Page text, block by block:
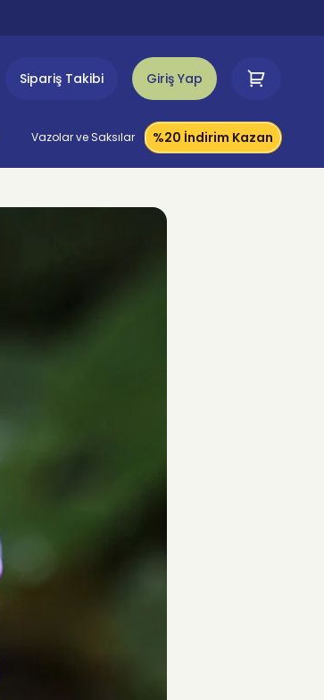
Sipariş Takibi Giriş Yap
Vazolar ve Saksılar %20 İndirim Kazan